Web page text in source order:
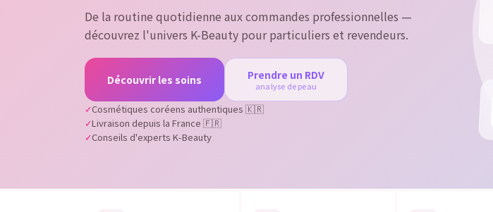
De la routine quotidienne aux commandes professionnelles —
découvrez l'univers K-Beauty pour particuliers et revendeurs.
Découvrir les soins Prendre un RDV
analyse de peau
Cosmétiques coréens authentiques 🇰🇷
Livraison depuis la France 🇫🇷
Conseils d'experts K-Beauty